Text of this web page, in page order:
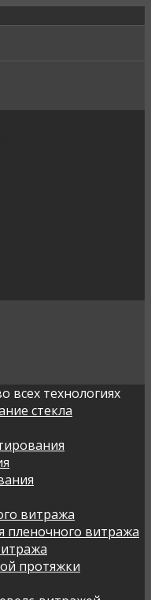
всех технологиях
стекла
витража
пленочного витража
протяжки